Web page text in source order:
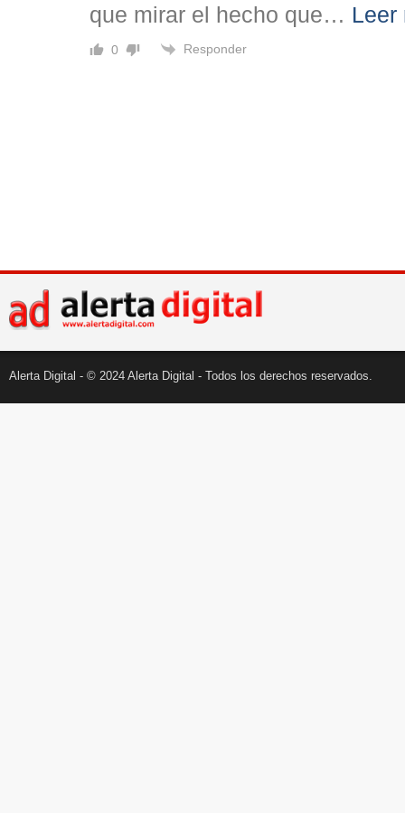
que mirar el hecho que… Leer
0 Responder
Alerta Digital - © 2024 Alerta Digital - Todos los derechos reservados.